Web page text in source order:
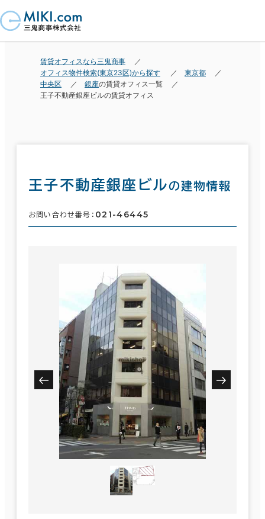
賃貸オフィスなら三鬼商事
オフィス物件検索(東京23区)から探す
東京都
中央区
銀座の賃貸オフィス一覧
王子不動産銀座ビルの賃貸オフィス
王子不動産銀座ビルの建物情報
お問い合わせ番号： 021-46445